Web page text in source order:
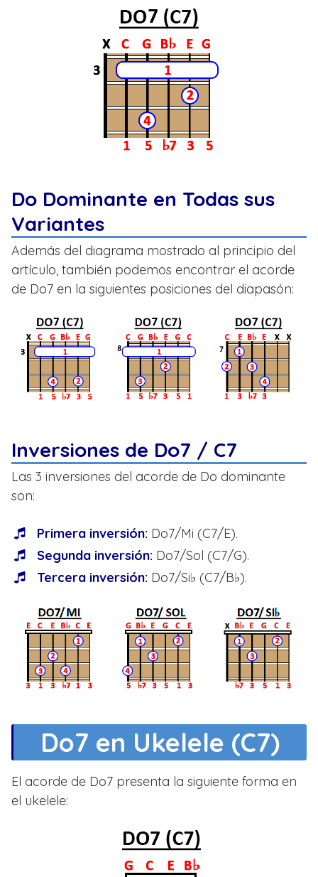
Do Dominante en Todas sus
Variantes
Además del diagrama mostrado al principio del
artículo, también podemos encontrar el acorde
de Do7 en la siguientes posiciones del diapasón:
Inversiones de Do7 / C7
Las 3 inversiones del acorde de Do dominante
son:
Primera inversión: Do7/Mi (C7/E).
Segunda inversión: Do7/Sol (C7/G).
Tercera inversión: Do7/Si♭ (C7/B♭).
Do7 en Ukelele (C7)
El acorde de Do7 presenta la siguiente forma en
el ukelele: